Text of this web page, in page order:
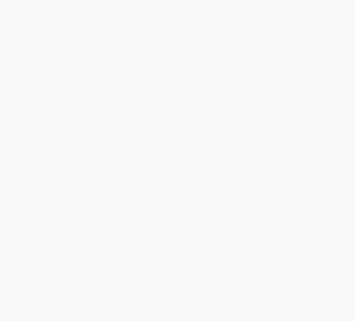
ASTORIA Hotel & Medical Spa, pod
leží necelých 5 minut chůze po
snídaní nebo večeří podávanou
mohou naordinovat pitnou kúru
je nejvhodnější právě před jídlem.
nabízí řadu léčebných i relaxačních
a zábalů. Hosté zde mají k
centrum s rekonstruovaným
tryskami, saunovým světem s
a bylinkovou lázní a ledovým